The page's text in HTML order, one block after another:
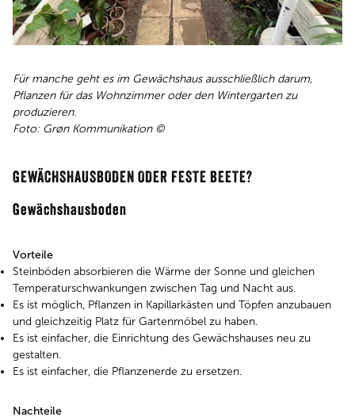
Für manche geht es im Gewächshaus ausschließlich darum,
Pflanzen für das Wohnzimmer oder den Wintergarten zu
produzieren.
Foto: Grøn Kommunikation ©
GEWÄCHSHAUSBODEN ODER FESTE BEETE?
Gewächshausboden
Vorteile
Steinböden absorbieren die Wärme der Sonne und gleichen
Temperaturschwankungen zwischen Tag und Nacht aus.
Es ist möglich, Pflanzen in Kapillarkästen und Töpfen anzubauen
und gleichzeitig Platz für Gartenmöbel zu haben.
Es ist einfacher, die Einrichtung des Gewächshauses neu zu
gestalten.
Es ist einfacher, die Pflanzenerde zu ersetzen.
Nachteile